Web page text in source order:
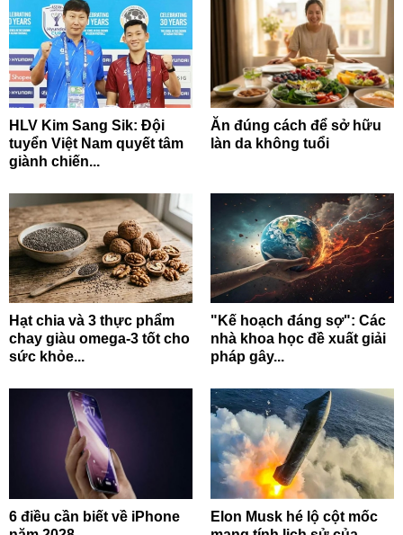
HLV Kim Sang Sik: Đội
tuyển Việt Nam quyết tâm
giành chiến...
Ăn đúng cách để sở hữu
làn da không tuổi
Hạt chia và 3 thực phẩm
chay giàu omega-3 tốt cho
sức khỏe...
"Kế hoạch đáng sợ": Các
nhà khoa học đề xuất giải
pháp gây...
6 điều cần biết về iPhone
Elon Musk hé lộ cột mốc